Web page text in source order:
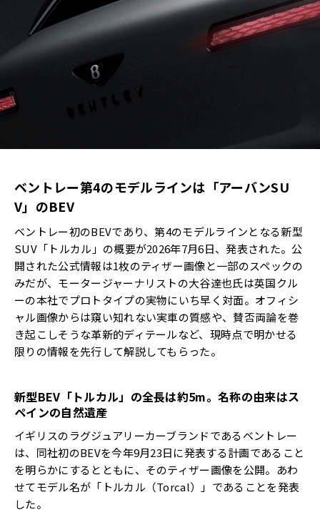
ベントレー第4のモデルラインは「アーバンSU
V」のBEV
ベントレー初のBEVであり、第4のモデルラインとなる新型
SUV「トルカル」の概要が2026年7月6日、発表された。公
開された公式情報は1枚のティザー画像と一部のスペックの
みだが、モータージャーナリストの大谷達也氏は英国クル
ーの本社でプロトタイプの実物にいち早く対面。オフィシ
ャル画像からは窺い知れない実車の質感や、賛否両論を巻
き起こしそうな革新的ディテールなど、現時点で明かせる
限りの情報を先行して解説してもらった。
新型BEV 「トルカル」の全長は約5m。名称の由来はス
ペインの自然遺産
イギリスのラグジュアリーカーブランドであるベントレー
は、同社初のBEVを今年9月23日に発表する計画であること
を明らかにするとともに、そのティザー画像を公開。あわ
せてモデル名が「トルカル（Torcal）」であることを発表
した。